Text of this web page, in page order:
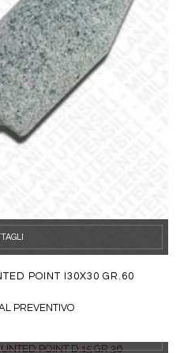
POINT I30X30 GR.60
PREVENTIVO